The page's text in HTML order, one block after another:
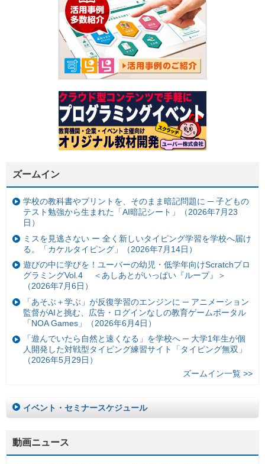
ズームイン
学校の教科書やプリントを、そのまま暗記問題に ─ 子どもの
テスト勉強から生まれた「AI暗記シート」（2026年7月23
日）
ミスを見逃さない ー 全く新しいタイピング学習を学校へ届け
る。「カケルタイピング」（2026年7月14日）
遊びの中に学びを！ユーバーの幼児・低学年向けScratchプロ
グラミングVol.4 ＜あしあとがいっぱい『ループ』＞
（2026年7月6日）
「あそぶ＋学ぶ」が反復学習のエンジンに ─ アニメーション
監督がAIと挑む、広告・ログインなしの教育ゲームポータル
「NOA Games」（2026年6月4日）
「遊んでいたら自然と速くなる」を学校へ ─ 大学1年生が個
人開発した対戦型タイピング練習サイト「タイピング無双」
（2026年5月29日）
ズームイン一覧 >>
イベント・セミナースケジュール
動画ニュース